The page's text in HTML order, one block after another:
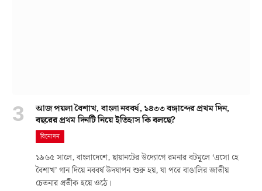
আজ পয়লা বৈশাখ, বাংলা নববর্ষ, ১৪৩৩ বঙ্গাব্দের প্রথম দিন,
বছরের প্রথম দিনটি নিয়ে ইতিহাস কি বলছে?
বিনোদন
১৯৬৫ সালে, বাংলাদেশে, ছায়ানটের উদ্যোগে রমনার বটমূলে ‘এসো হে
বৈশাখ’ গান দিয়ে নববর্ষ উদযাপন শুরু হয়, যা পরে বাঙালির জাতীয়
চেতনার প্রতীক হয়ে ওঠে।